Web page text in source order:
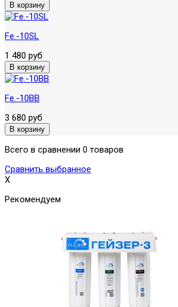
Fe.-10SL
1 480 руб
Fe.-10BB
3 680 руб
Всего в сравнении 0 товаров
Сравнить выбранное
X
Рекомендуем